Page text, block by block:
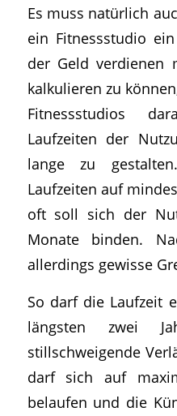
Es muss natürlich
ein Fitnessstudio
der Geld verdienen
kalkulieren zu
Fitnessstudios
Laufzeiten der
lange zu
Laufzeiten auf
oft soll sich der
Monate binden.
allerdings gewisse
So darf die Laufzeit
längsten zwei
stillschweigende
darf sich auf
belaufen und die